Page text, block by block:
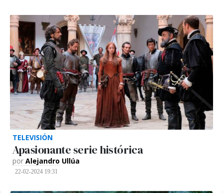
TELEVISIÓN
Apasionante serie histórica
por Alejandro Ullúa
22-02-2024 19:31